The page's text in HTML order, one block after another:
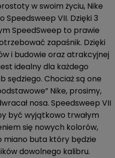
w swoim życiu, Nike
Speedsweep VII. Dzięki 3
SpeedSweep to prawie
zapaśnik. Dzięki
i budowie oraz atrakcyjnej
idealny dla każdego
sędziego. Chociaż są one
Nike, prosimy,
nosa. Speedsweep VII
być wyjątkowo trwałym
się nowych kolorów,
miano buta który będzie
dowolnego kalibru.